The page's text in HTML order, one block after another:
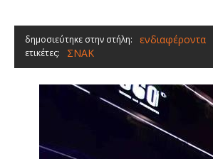
δημοσιεύτηκε στην στήλη: ενδιαφέροντα
ετικέτες: ΣΝΑΚ